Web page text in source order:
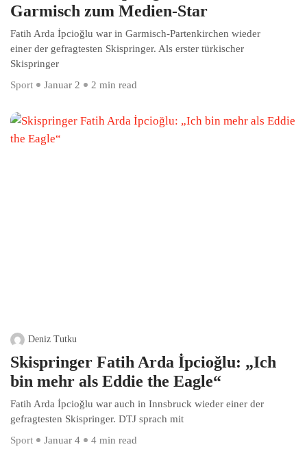
Garmisch zum Medien-Star
Fatih Arda İpcioğlu war in Garmisch-Partenkirchen wieder
einer der gefragtesten Skispringer. Als erster türkischer
Skispringer
Sport
Januar 2 2 min read
Deniz Tutku
Skispringer Fatih Arda İpcioğlu: „Ich
bin mehr als Eddie the Eagle“
Fatih Arda İpcioğlu war auch in Innsbruck wieder einer der
gefragtesten Skispringer. DTJ sprach mit
Sport
Januar 4 4 min read